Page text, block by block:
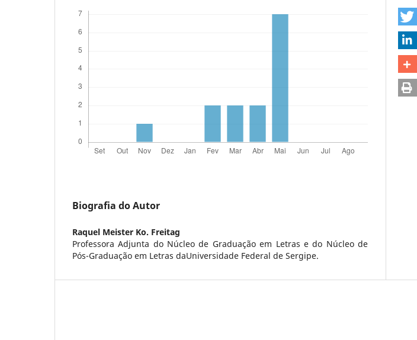
Biografia do Autor
Raquel Meister Ko. Freitag
Professora Adjunta do Núcleo de Graduação em Letras e do Núcleo de
Pós-Graduação em Letras daUniversidade Federal de Sergipe.